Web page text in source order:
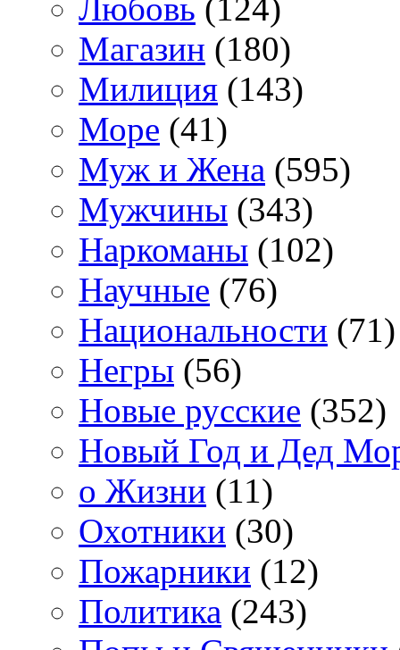
Любовь (124)
Магазин (180)
Милиция (143)
Море (41)
Муж и Жена (595)
Мужчины (343)
Наркоманы (102)
Научные (76)
Национальности (71)
Негры (56)
Новые русские (352)
Новый Год и Дед
о Жизни (11)
Охотники (30)
Пожарники (12)
Политика (243)